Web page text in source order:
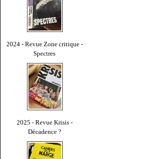
2024 - Revue Zone critique -
Spectres
2025 - Revue Krisis -
Décadence ?